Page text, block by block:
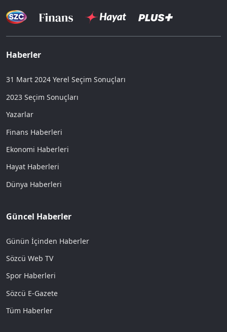
Haberler
31 Mart 2024 Yerel Seçim Sonuçları
2023 Seçim Sonuçları
Yazarlar
Finans Haberleri
Ekonomi Haberleri
Hayat Haberleri
Dünya Haberleri
Güncel Haberler
Günün İçinden Haberler
Sözcü Web TV
Spor Haberleri
Sözcü E-Gazete
Tüm Haberler